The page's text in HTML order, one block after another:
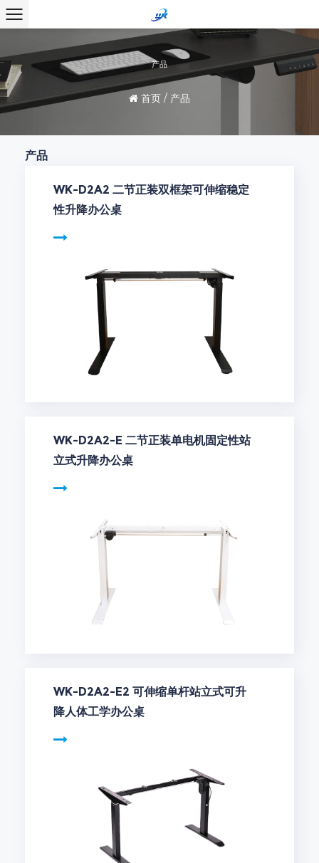
产品
首页 / 产品
产品
WK-D2A2 二节正装双框架可伸缩稳定
性升降办公桌
WK-D2A2-E 二节正装单电机固定性站
立式升降办公桌
WK-D2A2-E2 可伸缩单杆站立式可升
降人体工学办公桌